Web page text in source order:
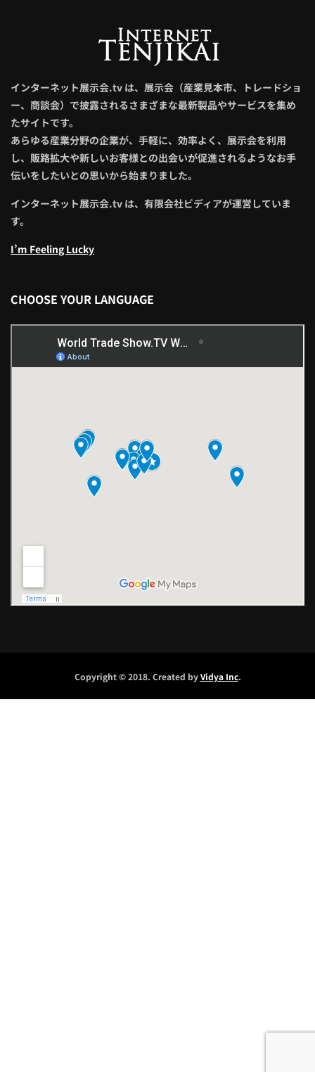
インターネット展示会.tv は、展示会（産業見本市、トレードショ
ー、商談会）で披露されるさまざまな最新製品やサービスを集め
たサイトです。
あらゆる産業分野の企業が、手軽に、効率よく、展示会を利用
し、販路拡大や新しいお客様との出会いが促進されるようなお手
伝いをしたいとの思いから始まりました。
インターネット展示会.tv は、有限会社ビディアが運営していま
す。
I’m Feeling Lucky
CHOOSE YOUR LANGUAGE
Copyright © 2018. Created byVidya Inc.